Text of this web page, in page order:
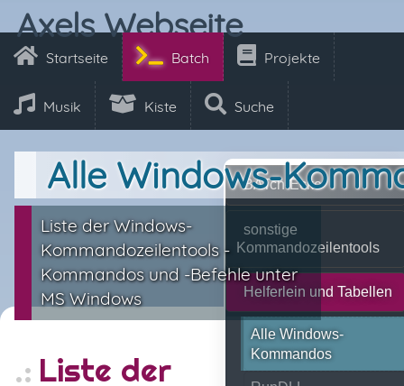
Axels Webseite
Startseite Batch Projekte
Musik Kiste Suche
BATch-Ecke
sonstige
Kommandozeilentools
Helferlein und Tabellen
Alle Windows-
Kommandos
Alle Windows-
Liste der Windows-
Kommandozeilentools -
Kommandos und -Befehle unter
MS Windows
Liste der